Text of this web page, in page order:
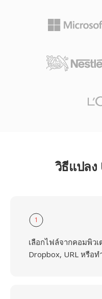
วิธีแปลง
1
เลือกไฟล์จากคอมพิว
Dropbox, URL หรือ